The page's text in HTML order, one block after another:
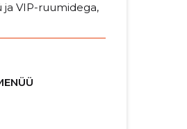
VIP-ruumidega,